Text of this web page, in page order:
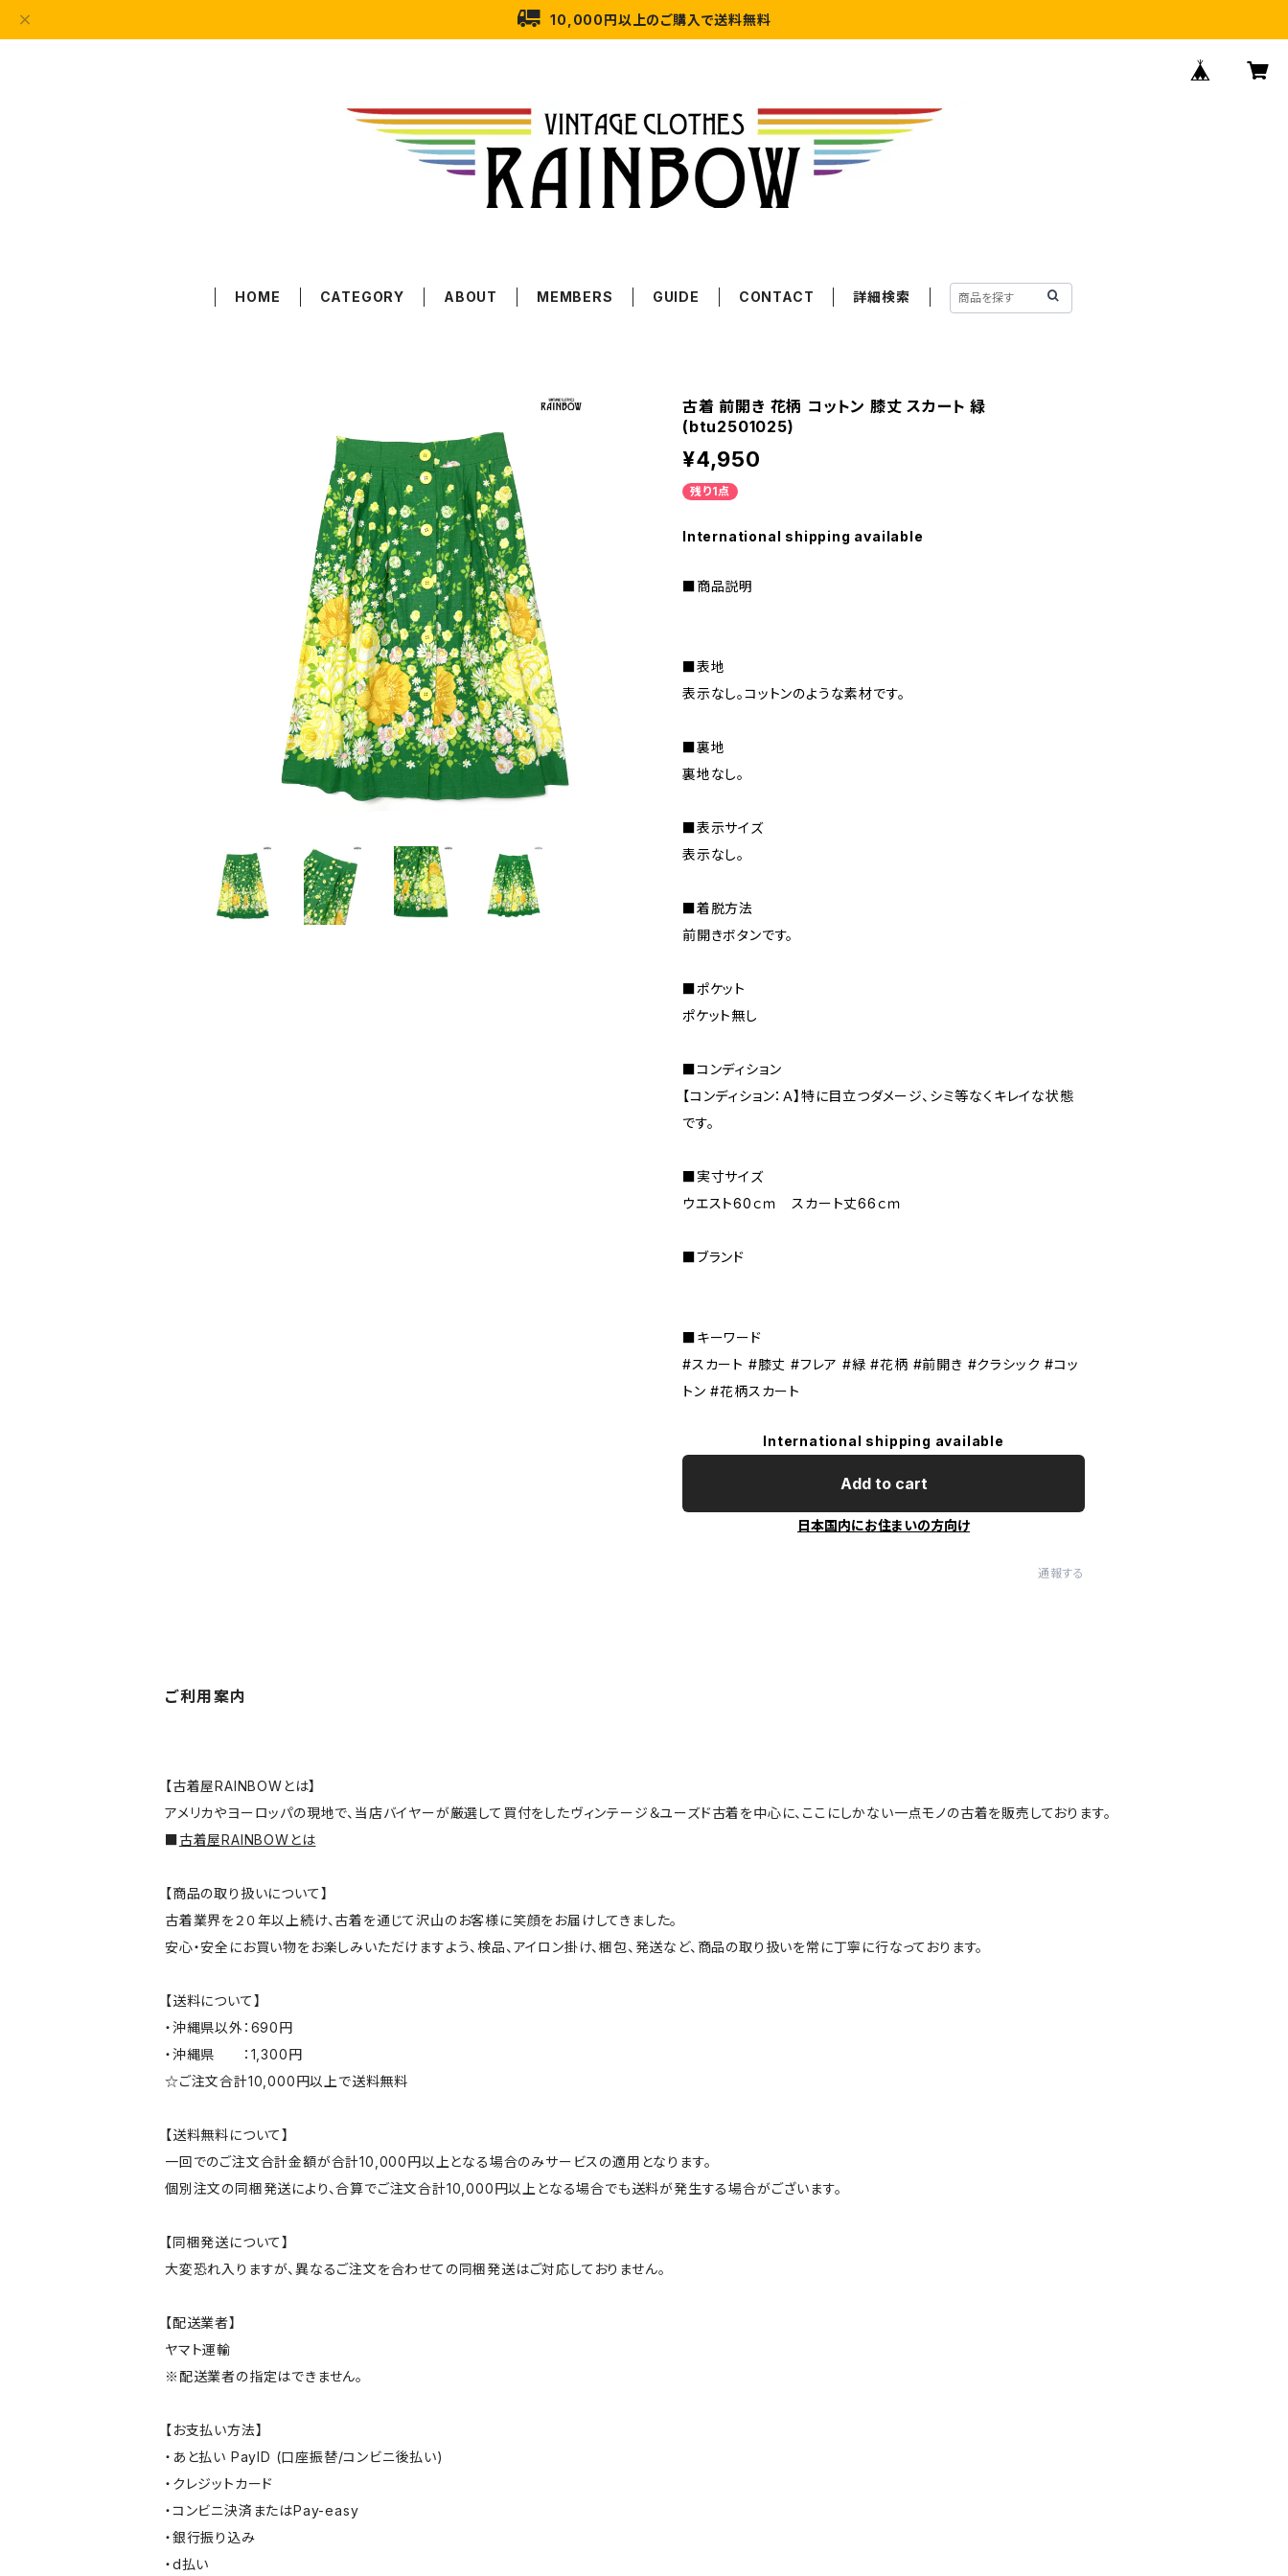
10,000円以上のご購入で送料無料
HOME CATEGORY ABOUT MEMBERS GUIDE CONTACT 詳細検索
古着 前開き 花柄 コットン 膝丈 スカート 緑
(btu2501025)
¥4,950
残り1点
International shipping available
■商品説明
■表地
表示なし。コットンのような素材です。
■裏地
裏地なし。
■表示サイズ
表示なし。
■着脱方法
前開きボタンです。
■ポケット
ポケット無し
■コンディション
【コンディション：Ａ】特に目立つダメージ、シミ等なくキレイな状態
です。
■実寸サイズ
ウエスト60ｃｍ スカート丈66ｃｍ
■ブランド
■キーワード
#スカート #膝丈 #フレア #緑 #花柄 #前開き #クラシック #コッ
トン #花柄スカート
International shipping available
Add to cart
日本国内にお住まいの方向け
通報する
ご利用案内
【古着屋RAINBOWとは】
アメリカやヨーロッパの現地で、当店バイヤーが厳選して買付をしたヴィンテージ＆ユーズド古着を中心に、ここにしかない一点モノの古着を販売しております。
■古着屋RAINBOWとは
【商品の取り扱いについて】
古着業界を２０年以上続け、古着を通じて沢山のお客様に笑顔をお届けしてきました。
安心・安全にお買い物をお楽しみいただけますよう、検品、アイロン掛け、梱包、発送など、商品の取り扱いを常に丁寧に行なっております。
【送料について】
・沖縄県以外：690円
・沖縄県 ：1,300円
☆ご注文合計10,000円以上で送料無料
【送料無料について】
一回でのご注文合計金額が合計10,000円以上となる場合のみサービスの適用となります。
個別注文の同梱発送により、合算でご注文合計10,000円以上となる場合でも送料が発生する場合がございます。
【同梱発送について】
大変恐れ入りますが、異なるご注文を合わせての同梱発送はご対応しておりません。
【配送業者】
ヤマト運輸
※配送業者の指定はできません。
【お支払い方法】
・あと払い PayID (口座振替/コンビニ後払い)
・クレジットカード
・コンビニ決済またはPay-easy
・銀行振り込み
・d払い